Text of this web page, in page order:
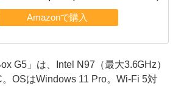
G5」は、Intel N97（最大3.6GHz）
OSはWindows 11 Pro。Wi-Fi 5対